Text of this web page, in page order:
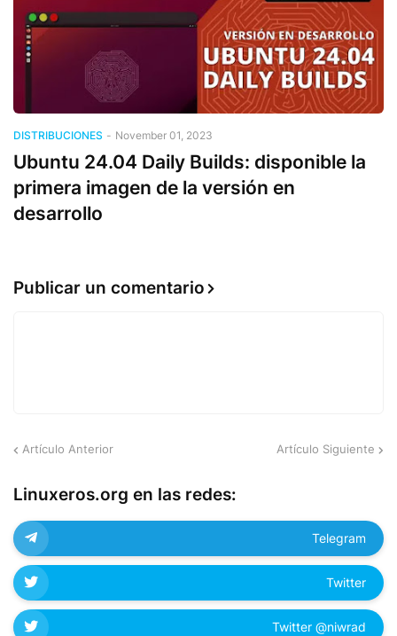
DISTRIBUCIONES - November 01, 2023
Ubuntu 24.04 Daily Builds: disponible la
primera imagen de la versión en
desarrollo
Publicar un comentario
Artículo Anterior Artículo Siguiente
Linuxeros.org en las redes:
Telegram
Twitter
Twitter @niwrad